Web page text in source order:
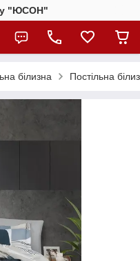
"ЮСОН"
білизна Постільна